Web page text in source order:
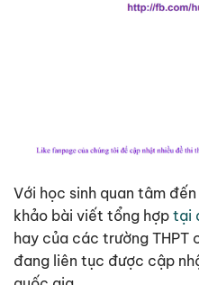
Với học sinh quan tâm
khảo bài viết tổng hợp tại
hay của các trường THPT
đang liên tục được cập